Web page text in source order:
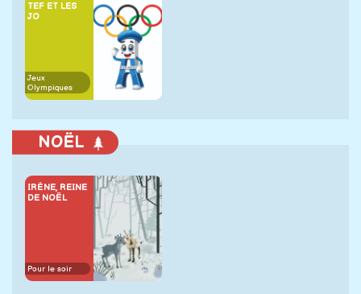
TEF ET LES
JO
Jeux
Olympiques
NOËL
IRÈNE, REINE
DE NOËL
Pour le soir